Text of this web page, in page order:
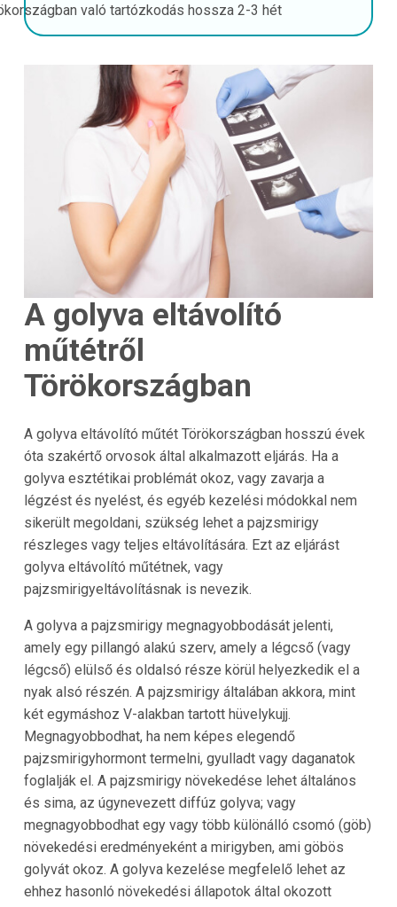
való tartózkodás hossza 2-3 hét
A golyva eltávolító
műtétről
Törökországban
A golyva eltávolító műtét Törökországban hosszú évek
óta szakértő orvosok által alkalmazott eljárás. Ha a
golyva esztétikai problémát okoz, vagy zavarja a
légzést és nyelést, és egyéb kezelési módokkal nem
sikerült megoldani, szükség lehet a pajzsmirigy
részleges vagy teljes eltávolítására. Ezt az eljárást
golyva eltávolító műtétnek, vagy
pajzsmirigyeltávolításnak is nevezik.
A golyva a pajzsmirigy megnagyobbodását jelenti,
amely egy pillangó alakú szerv, amely a légcső (vagy
légcső) elülső és oldalsó része körül helyezkedik el a
nyak alsó részén. A pajzsmirigy általában akkora, mint
két egymáshoz V-alakban tartott hüvelykujj.
Megnagyobbodhat, ha nem képes elegendő
pajzsmirigyhormont termelni, gyulladt vagy daganatok
foglalják el. A pajzsmirigy növekedése lehet általános
és sima, az úgynevezett diffúz golyva; vagy
megnagyobbodhat egy vagy több különálló csomó (göb)
növekedési eredményeként a mirigyben, ami göbös
golyvát okoz. A golyva kezelése megfelelő lehet az
ehhez hasonló növekedési állapotok által okozott